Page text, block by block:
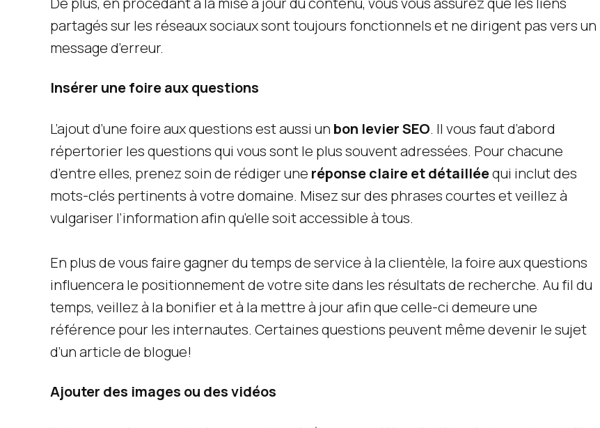
partagés sur les réseaux sociaux sont toujours fonctionnels et ne dirigent pas vers un
message d’erreur.
Insérer une foire aux questions
L’ajout d’une foire aux questions est aussi un bon levier SEO. Il vous faut d’abord
répertorier les questions qui vous sont le plus souvent adressées. Pour chacune
d’entre elles, prenez soin de rédiger une réponse claire et détailléequi inclut des
mots-clés pertinents à votre domaine. Misez sur des phrases courtes et veillez à
vulgariser l’information afin qu’elle soit accessible à tous.
En plus de vous faire gagner du temps de service à la clientèle, la foire aux questions
influencera le positionnement de votre site dans les résultats de recherche. Au fil du
temps, veillez à la bonifier et à la mettre à jour afin que celle-ci demeure une
référence pour les internautes. Certaines questions peuvent même devenir le sujet
d’un article de blogue!
Ajouter des images ou des vidéos